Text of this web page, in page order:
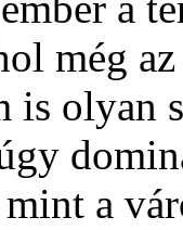
még
is olyan
mint a